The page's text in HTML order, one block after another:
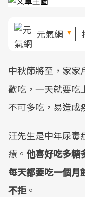
元氣網
中秋節將至，家家
歡吃，一天就要吃
不可多吃，易造成
汪先生是中年尿毒
療。 他喜好吃多糖
每天都要吃一個月
不拒 。